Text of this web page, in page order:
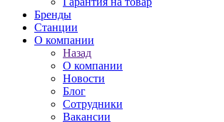
Бренды
Станции
О компании
Назад
О компании
Новости
Блог
Сотрудники
Вакансии